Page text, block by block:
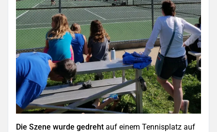
Die Szene wurde gedreht auf einem Tennisplatz auf